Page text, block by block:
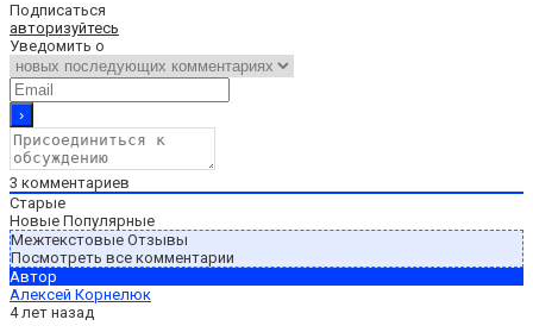
Подписаться
авторизуйтесь
Уведомить о
3 комментариев
Старые
Новые Популярные
Межтекстовые Отзывы
Посмотреть все комментарии
Автор
Алексей Корнелюк
4 лет назад